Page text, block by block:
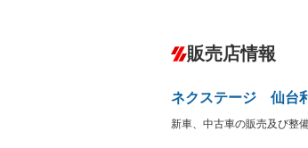
－ ダウンヒルアシストコ
－ Bluetooth接続
－ オーディオ
－
ー
－ LEDヘッドランプ
販売店情報
ネクステージ 仙台
新車、中古車の販売及び整